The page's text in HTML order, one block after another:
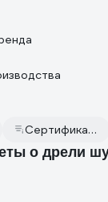
Сертификат дилера
о дрели